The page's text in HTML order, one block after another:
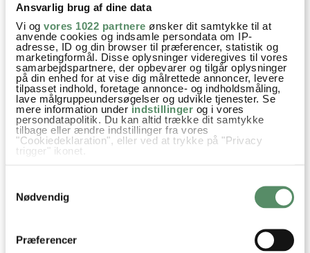
Ansvarlig brug af dine data
Vi og vores 1022 partnere ønsker dit samtykke til at
anvende cookies og indsamle persondata om IP-
adresse, ID og din browser til præferencer, statistik og
marketingformål. Disse oplysninger videregives til vores
samarbejdspartnere, der opbevarer og tilgår oplysninger
på din enhed for at vise dig målrettede annoncer, levere
tilpasset indhold, foretage annonce- og indholdsmåling,
lave målgruppeundersøgelser og udvikle tjenester. Se
mere information under indstillinger og i vores
persondatapolitik. Du kan altid trække dit samtykke
tilbage eller ændre indstillinger fra vores
"Cookiedeklaration", eller ved at trykke på "Privacy
trigger" ikonet.
Indsamle præcise oplysninger om din placering,
der kan være nøjagtig inden for få meter
Identificere din enhed baseret på en scanning af
Nødvendig
Præferencer
hvis det allerede er stillet og besvaret - eller du kan kigge på
denne side, hvor jeg giver svar på mange 'ofte stillede
spørgsmål' til min opskrifter.
 25 KOMMENTARER
Merete Østervig:
12. december 2025 kl. 09:50
Merete